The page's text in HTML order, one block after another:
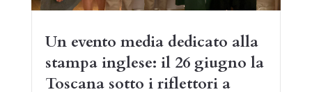
Un evento media dedicato alla
stampa inglese: il 26 giugno la
Toscana sotto i riflettori a